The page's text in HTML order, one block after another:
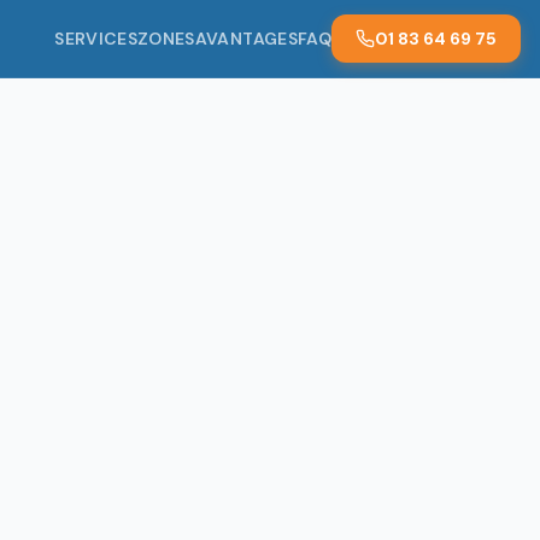
SERVICESZONESAVANTAGESFAQ 01 83 64 69 75